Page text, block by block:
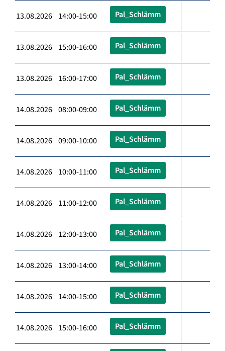
13.08.2026 14:00-15:00 Pal_Schlämm
13.08.2026 15:00-16:00 Pal_Schlämm
13.08.2026 16:00-17:00 Pal_Schlämm
14.08.2026 08:00-09:00 Pal_Schlämm
14.08.2026 09:00-10:00 Pal_Schlämm
14.08.2026 10:00-11:00 Pal_Schlämm
14.08.2026 11:00-12:00 Pal_Schlämm
14.08.2026 12:00-13:00 Pal_Schlämm
14.08.2026 13:00-14:00 Pal_Schlämm
14.08.2026 14:00-15:00 Pal_Schlämm
14.08.2026 15:00-16:00 Pal_Schlämm